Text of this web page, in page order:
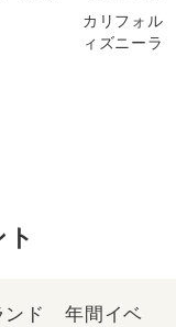
カリフォル
ィズニーラ
ンド 年間イベ